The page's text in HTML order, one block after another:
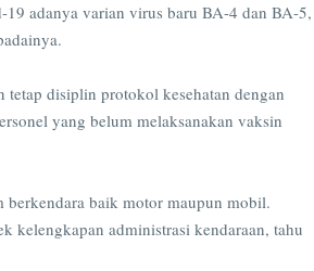
19 adanya varian virus baru BA-4 dan BA-5,
disiplin protokol kesehatan dengan
yang belum melaksanakan vaksin
berkendara baik motor maupun mobil.
kelengkapan administrasi kendaraan, tahu